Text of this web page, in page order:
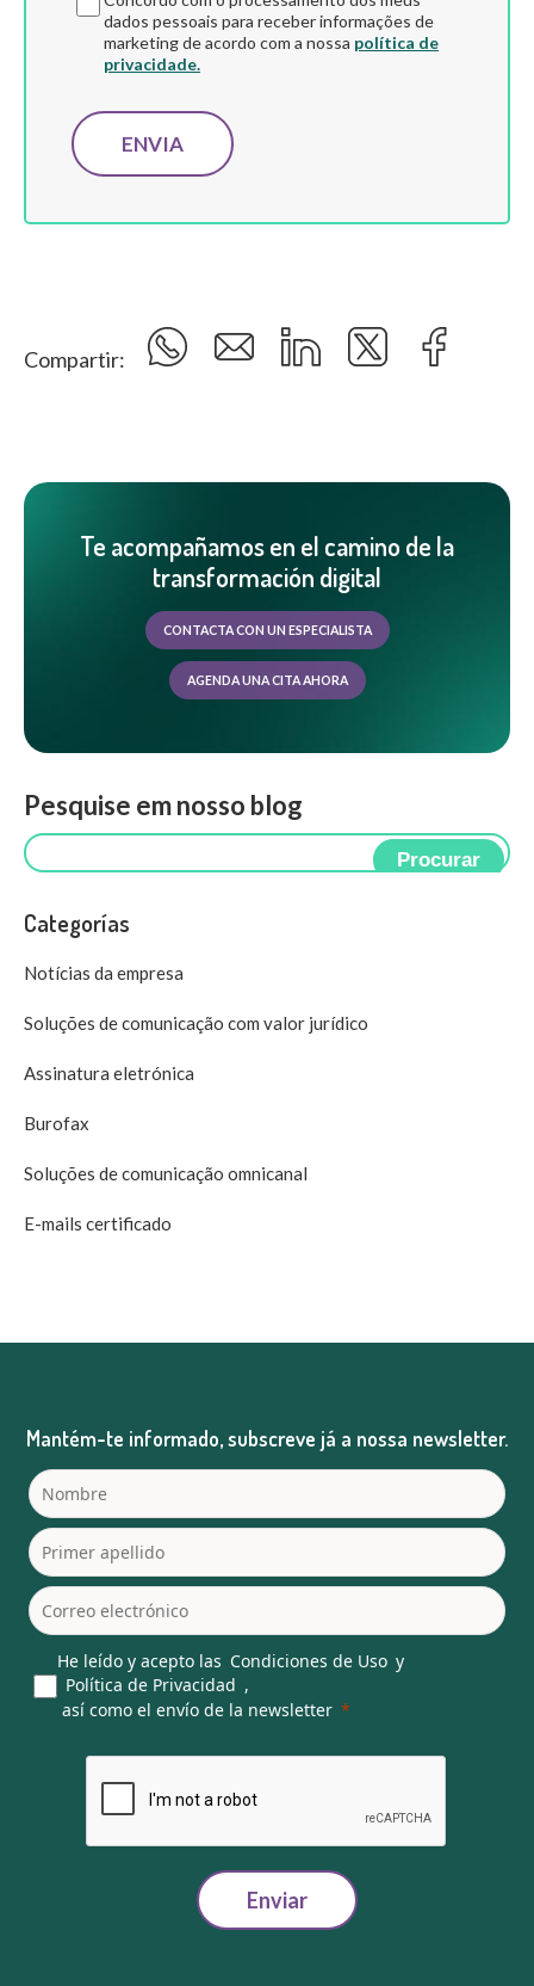
dados pessoais para receber informações de
marketing de acordo com a nossa política de
privacidade.
Compartir:
Te acompañamos en el camino de la
transformación digital
CONTACTA CON UN ESPECIALISTA
AGENDA UNA CITA AHORA
Pesquise em nosso blog
Procurar
Categorías
Notícias da empresa
Soluções de comunicação com valor jurídico
Assinatura eletrónica
Burofax
Soluções de comunicação omnicanal
E-mails certificado
Mantém-te informado, subscreve já a nossa newsletter.
He leído y acepto las Condiciones de Uso y
Política de Privacidad ,
así como el envío de la newsletter
Enviar